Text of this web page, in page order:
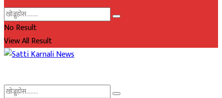
No Result
View All Result